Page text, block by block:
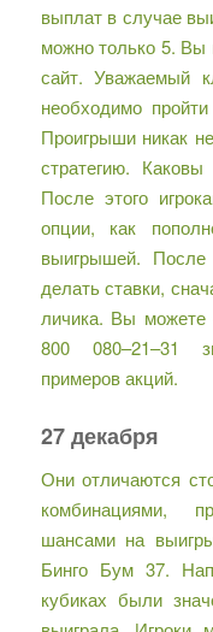
выплат в случае
можно только 5. Вы
сайт. Уважаемый
необходимо
Проигрыши никак
стратегию.
После этого
опции, как
выигрышей.
делать ставки,
личика. Вы можете
800 080–21–31
примеров акций.
27 декабря
Они отличаются
комбинациями,
шансами на
Бинго Бум 37.
кубиках были